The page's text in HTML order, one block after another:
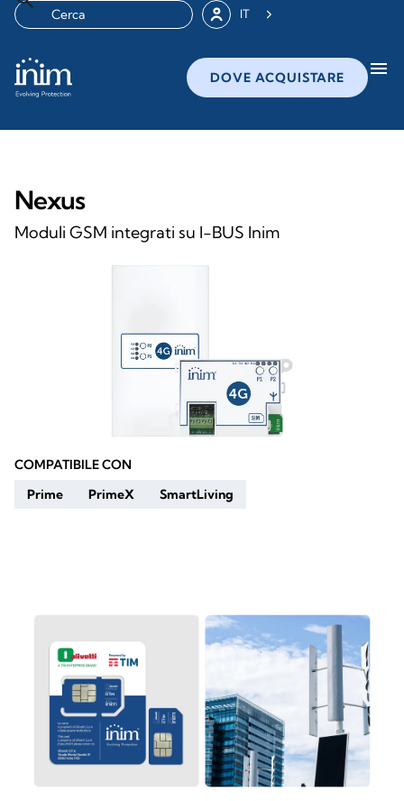
IT
DOVE ACQUISTARE menu
Nexus
Moduli GSM integrati su I-BUS Inim
COMPATIBILE CON
Prime
PrimeX SmartLiving